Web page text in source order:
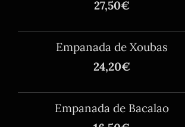
27,50€
Empanada de Xoubas
24,20€
Empanada de Bacalao